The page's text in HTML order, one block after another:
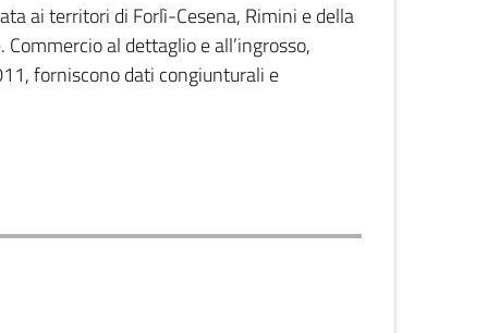
ai territori di Forlì-Cesena, Rimini e della
al dettaglio e all’ingrosso,
forniscono dati congiunturali e